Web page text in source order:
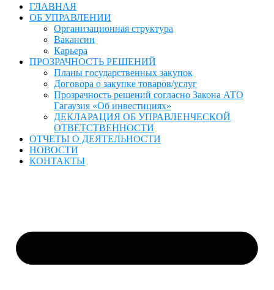
ГЛАВНАЯ
ОБ УПРАВЛЕНИИ
Организационная структура
Вакансии
Карьера
ПРОЗРАЧНОСТЬ РЕШЕНИЙ
Планы государственных закупок
Договора о закупке товаров/услуг
Прозрачность решений согласно Закона АТО
Гагаузия «Об инвестициях»
ДЕКЛАРАЦИЯ ОБ УПРАВЛЕНЧЕСКОЙ
ОТВЕТСТВЕННОСТИ
ОТЧЕТЫ О ДЕЯТЕЛЬНОСТИ
НОВОСТИ
КОНТАКТЫ